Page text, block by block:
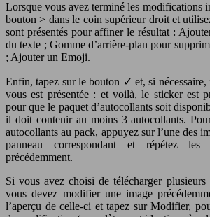
Lorsque vous avez terminé les modifications
bouton > dans le coin supérieur droit et
sont présentés pour affiner le résultat :
du texte ; Gomme d’arrière-plan pour
; Ajouter un Emoji.
Enfin, tapez sur le bouton ✓ et, si
vous est présentée : et voilà, le sticker est
pour que le paquet d’autocollants soit
il doit contenir au moins 3 autocollants.
autocollants au pack, appuyez sur l’une des
panneau correspondant et répétez les
précédemment.
Si vous avez choisi de télécharger
vous devez modifier une image
l’aperçu de celle-ci et tapez sur Modifier,